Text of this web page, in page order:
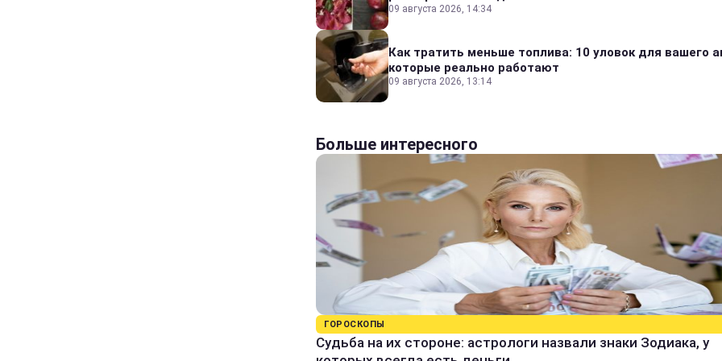
09 августа 2026, 14:34
Как тратить меньше топлива: 10 уловок для вашего
которые реально работают
09 августа 2026, 13:14
Больше интересного
ГОРОСКОПЫ
Судьба на их стороне: астрологи назвали знаки Зодиака, у